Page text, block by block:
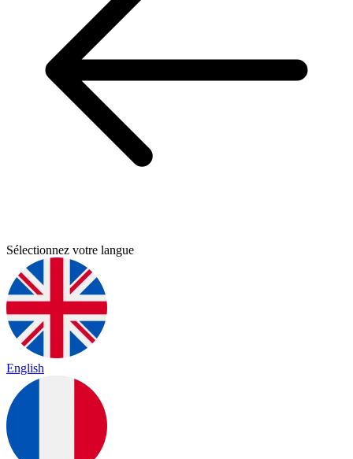
Sélectionnez votre langue
English